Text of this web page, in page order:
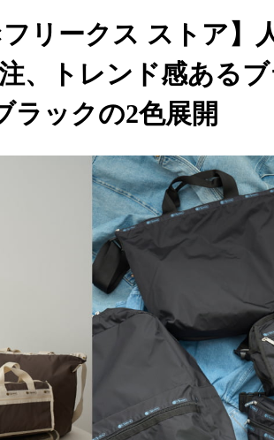
フリークス ストア】
、トレンド感ある
ラックの2色展開